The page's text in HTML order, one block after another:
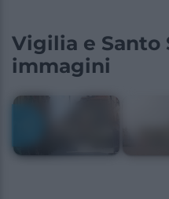
Vigilia e Santo
immagini